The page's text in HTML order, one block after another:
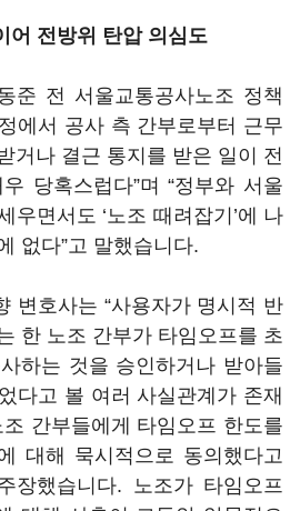
어 전방위 탄압 의심도
준 전 서울교통공사노조 정책
에서 공사 측 간부로부터 근무
거나 결근 통지를 받은 일이 전
당혹스럽다”며 “정부와 서울
우면서도 ‘노조 때려잡기’에 나
없다”고 말했습니다.
변호사는 “사용자가 명시적 반
한 노조 간부가 타임오프를 초
하는 것을 승인하거나 받아들
다고 볼 여러 사실관계가 존재
조 간부들에게 타임오프 한도를
대해 묵시적으로 동의했다고
장했습니다. 노조가 타임오프